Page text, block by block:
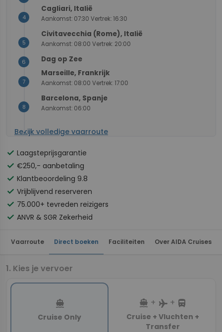
4
Cagliari, Italië
Aankomst: 07:30 Vertrek: 16:30
5
Civitavecchia (Rome), Italië
Aankomst: 08:00 Vertrek: 20:00
6 Dag op Zee
7
Marseille, Frankrijk
Aankomst: 08:00 Vertrek: 17:00
8
Barcelona, Spanje
Aankomst: 06:00
Bekijk volledige vaarroute
check Laagsteprijsgarantie
check €250,- aanbetaling
check Klantbeoordeling 9.8
check Vrijblijvend reserveren
check 75.000+ tevreden reizigers
check ANVR & SGR Zekerheid
Vaarroute Direct boeken Faciliteiten Over AIDA Cruises
Kies je vervoer
directions_boat
Cruise Only
directions_boat + flight + directions_bus
Cruise + Vluchten +
Transfer